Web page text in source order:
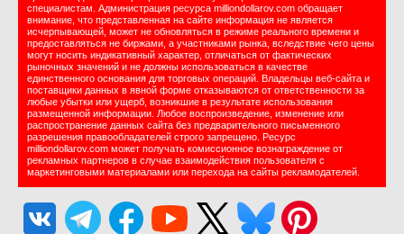
специалистам. Администрация ресурса milliondollarov.com обращает
внимание, что представленная на сайте информация не является
исчерпывающей, может не обновляться в режиме реального времени и
предоставляться не биржами, а участниками рынка, вследствие чего цены
могут носить индикативный характер, отличаться от фактических
рыночных значений и не должны использоваться в качестве
единственного основания для торговых операций. Владельцы веб-сайта и
поставщики данных в явной форме отказываются от ответственности за
любые убытки или ущерб, возникшие в результате использования
размещенной информации. Любое воспроизведение, изменение или
распространение данных сайта без предварительного письменного
разрешения правообладателей строго запрещено. Ресурс
milliondollarov.com может получать комиссионное вознаграждение от
рекламных партнеров в случае взаимодействия пользователя с
маркетинговыми материалами или перехода на сайты рекламодателей.